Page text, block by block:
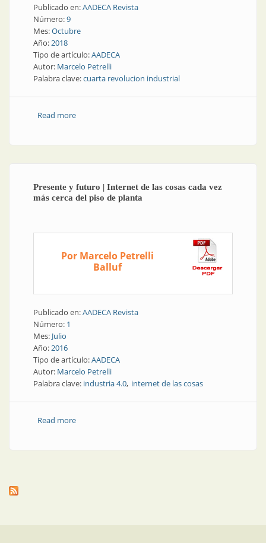
Publicado en:AADECA Revista
Número:9
Mes:Octubre
Año:2018
Tipo de artículo:AADECA
Autor: Marcelo Petrelli
Palabra clave:cuarta revolucion industrial
Read moreabout Los desafíos del empleo en la cuarta revolución
Presente y futuro | Internet de las cosas cada vez
más cerca del piso de planta
Por Marcelo Petrelli
Balluf
Publicado en:AADECA Revista
Número: 1
Mes: Julio
Año:2016
Tipo de artículo:AADECA
Autor: Marcelo Petrelli
Palabra clave: industria 4.0 internet de las cosas
Read moreabout Presente y futuro | Internet de las cosas cada